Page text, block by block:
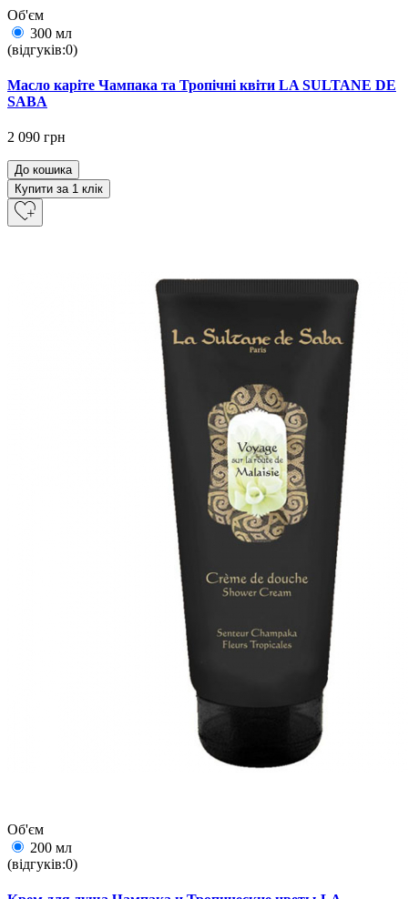
Об'єм
300 мл
(відгуків:0)
Масло каріте Чампака та Тропічні квіти LA SULTANE DE
SABA
2 090 грн
До кошика
Купити за 1 клiк
Об'єм
200 мл
(відгуків:0)